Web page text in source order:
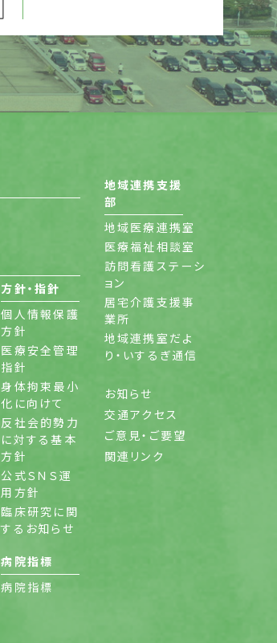
方針・指針
個人情報保護
方針
医療安全管理
指針
身体拘束最小
化に向けて
反社会的勢力
に対する基本
方針
公式ＳＮＳ運
用方針
臨床研究に関
するお知らせ
病院指標
病院指標
地域連携支援
部
地域医療連携室
医療福祉相談室
訪問看護ステーシ
ョン
居宅介護支援事
業所
地域連携室だよ
り・いするぎ通信
お知らせ
交通アクセス
ご意見・ご要望
関連リンク